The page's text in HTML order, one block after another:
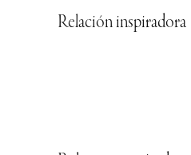
Relación inspiradora